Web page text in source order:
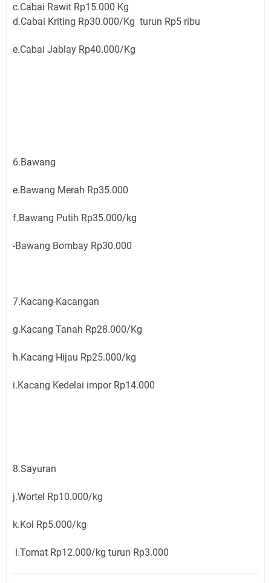
c.Cabai Rawit Rp15.000 Kg
d.Cabai Kriting Rp30.000/Kg turun Rp5 ribu
e.Cabai Jablay Rp40.000/Kg
6.Bawang
e.Bawang Merah Rp35.000
f.Bawang Putih Rp35.000/kg
-Bawang Bombay Rp30.000
7.Kacang-Kacangan
g.Kacang Tanah Rp28.000/Kg
h.Kacang Hijau Rp25.000/kg
i.Kacang Kedelai impor Rp14.000
8.Sayuran
j.Wortel Rp10.000/kg
k.Kol Rp5.000/kg
l.Tomat Rp12.000/kg turun Rp3.000